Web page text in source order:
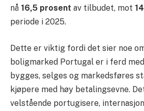
nå 16,5 prosent av tilbudet, mot
periode i 2025.
Dette er viktig fordi det sier noe
boligmarked Portugal er i ferd
bygges, selges og markedsføres
kjøpere med høy betalingsevne.
velstående portugisere,